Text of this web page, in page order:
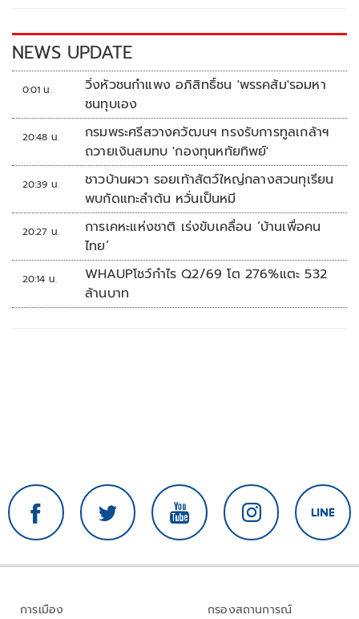
k k
NEWS UPDATE
0:01 น.
วิ่งหัวชนกำแพง อภิสิทธิ์ชน 'พรรคส้ม'รอมหา
ชนทุบเอง
20:48 น.
กรมพระศรีสวางควัฒนฯ ทรงรับการทูลเกล้าฯ
ถวายเงินสมทบ 'กองทุนหทัยทิพย์'
20:39 น.
ชาวบ้านผวา รอยเท้าสัตว์ใหญ่กลางสวนทุเรียน
พบกัดแทะลำต้น หวั่นเป็นหมี
20:27 น.
การเคหะแห่งชาติ เร่งขับเคลื่อน ‘บ้านเพื่อคน
ไทย’
20:14 น.
WHAUPโชว์กำไร Q2/69 โต 276%แตะ 532
ล้านบาท
การเมือง
กรองสถานการณ์